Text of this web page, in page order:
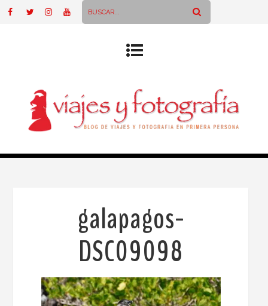
galapagos-
DSC09098